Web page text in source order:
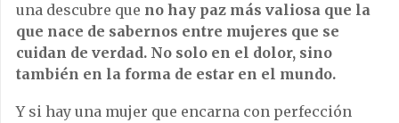
una descubre que no hay paz más valiosa que la
que nace de sabernos entre mujeres que se
cuidan de verdad. No solo en el dolor, sino
también en la forma de estar en el mundo.
Y si hay una mujer que encarna con perfección